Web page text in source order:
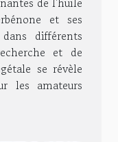
et ses
différents
et de
se révèle
les amateurs